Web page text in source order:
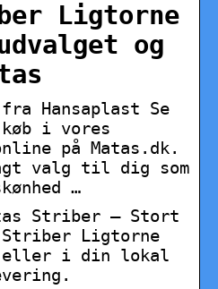
Ligtorne
og
Hansaplast Se
i vores
på Matas.dk.
valg til dig som
…
Striber – Stort
Striber Ligtorne
eller i din lokal